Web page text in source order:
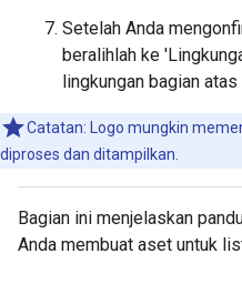
Setelah Anda
beralihlah ke
lingkungan bagian
Catatan: Logo mungkin
diproses dan ditampilkan.
Bagian ini menjelaskan
Anda membuat aset untuk